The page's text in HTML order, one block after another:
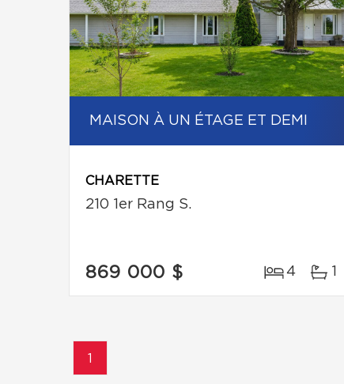
MAISON À UN ÉTAGE ET DEMI
CHARETTE
210 1er Rang S.
869 000 $ 4 1
1